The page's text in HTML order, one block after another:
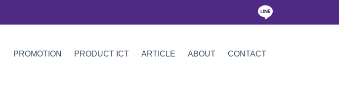
PROMOTION PRODUCT ICT ARTICLE ABOUT CONTACT